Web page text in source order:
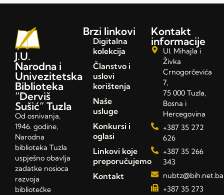
J.U.
Narodna i
Univezitetska
Biblioteka
“Derviš
Sušić” Tuzla
Od osnivanja,
1946. godine,
Narodna
biblioteka Tuzla
uspješno obavlja
zadatke nosioca
razvoja
bibliotečke
Brzi linkovi
Digitalna
kolekcija
Članstvo i
uslovi
korištenja
Naše
usluge
Konkursi i
oglasi
Linkovi koje
preporučujemo
Kontakt
Kontakt
informacije
Ul. Mihajla i
Živka
Crnogorčevića
7,
75 000 Tuzla,
Bosna i
Hercegovina
+387 35 272
626
+387 35 266
343
nubtz@bih.net.ba
+387 35 273